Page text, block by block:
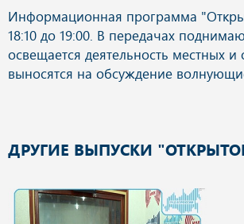
ДРУГИЕ ВЫПУСКИ